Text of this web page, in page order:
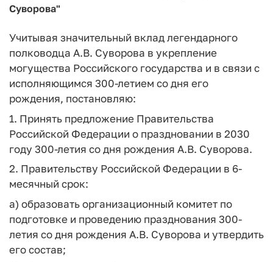
Суворова"
Учитывая значительный вклад легендарного
полководца А.В. Суворова в укрепление
могущества Российского государства и в связи с
исполняющимся 300-летием со дня его
рождения, постановляю:
1. Принять предложение Правительства
Российской Федерации о праздновании в 2030
году 300-летия со дня рождения А.В. Суворова.
2. Правительству Российской Федерации в 6-
месячный срок:
а) образовать организационный комитет по
подготовке и проведению празднования 300-
летия со дня рождения А.В. Суворова и утвердить
его состав;